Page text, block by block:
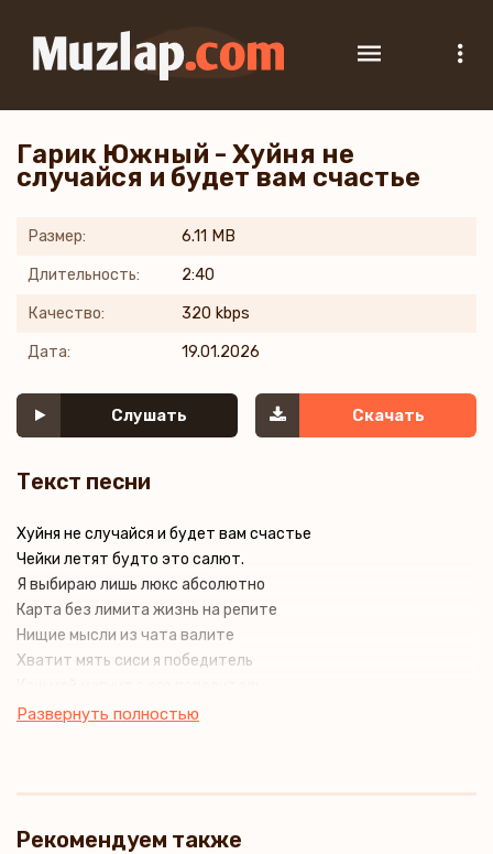
Гарик Южный - Хуйня не
случайся и будет вам счастье
Размер: 6.11 MB
Длительность: 2:40
Качество: 320 kbps
Дата: 19.01.2026
Слушать Скачать
Текст песни
Хуйня не случайся и будет вам счастье
Чейки летят будто это салют.
Я выбираю лишь люкс абсолютно
Карта без лимита жизнь на репите
Нищие мысли из чата валите
Хватит мять сиси я победитель
Развернуть полностью
Рекомендуем также